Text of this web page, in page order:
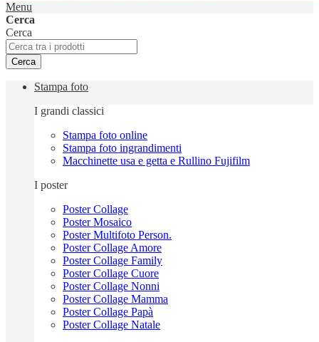
Menu
Cerca
Cerca
Cerca
Stampa foto
I grandi classici
Stampa foto online
Stampa foto ingrandimenti
Macchinette usa e getta e Rullino Fujifilm
I poster
Poster Collage
Poster Mosaico
Poster Multifoto Person.
Poster Collage Amore
Poster Collage Family
Poster Collage Cuore
Poster Collage Nonni
Poster Collage Mamma
Poster Collage Papà
Poster Collage Natale